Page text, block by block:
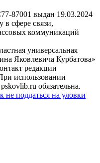
87001 выдан 19.03.2024
в сфере связи,
коммуникаций
универсальная
Яковлевича Курбатова»
редакции
использовании
обязательна.
не поддаться на уловки